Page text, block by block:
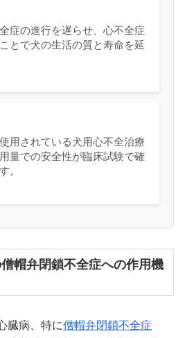
症の進行を遅らせ、心不全症
とで犬の生活の質と寿命を延
用されている犬用心不全治療
量での安全性が臨床試験で確
。
帽弁閉鎖不全症への作用機
臓病、特に僧帽弁閉鎖不全症